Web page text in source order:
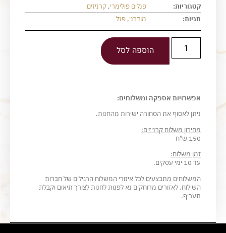
קטגוריות:
פנלים פולימרי, קרניזים
תגיות:
מודרני, פנל
הוספה לסל
אפשרויות אספקה ומשלוחים:
ניתן לאסוף את הסחורה ישירות מהחנות.
מחירון משלוח קרניזים:
150 ש"ח
זמן משלוח:
עד 10 ימי עסקים.
המשלוחים מתבצעים לכל איזורי המשלוח הרגילים של חברות
השילוח. לאזורים מרוחקים נא לפנות לחנות לצורך תיאום וקבלת
תעריף.